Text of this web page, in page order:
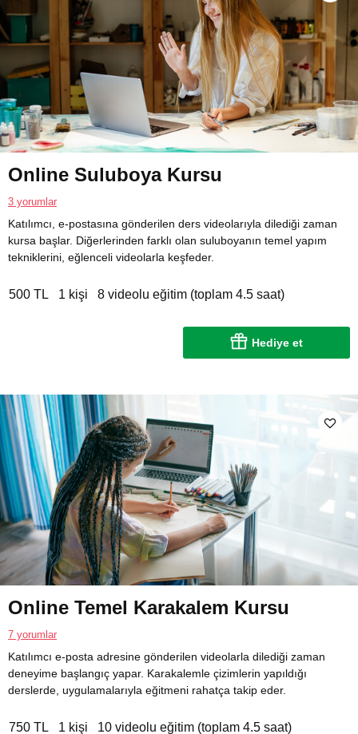
Online Suluboya Kursu
3 yorumlar
Katılımcı, e-postasına gönderilen ders videolarıyla dilediği zaman
kursa başlar. Diğerlerinden farklı olan suluboyanın temel yapım
tekniklerini, eğlenceli videolarla keşfeder.
500 TL 1 kişi 8 videolu eğitim (toplam 4.5 saat)
Hediye et
Online Temel Karakalem Kursu
7 yorumlar
Katılımcı e-posta adresine gönderilen videolarla dilediği zaman
deneyime başlangıç yapar. Karakalemle çizimlerin yapıldığı
derslerde, uygulamalarıyla eğitmeni rahatça takip eder.
750 TL 1 kişi 10 videolu eğitim (toplam 4.5 saat)